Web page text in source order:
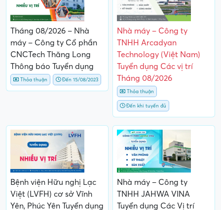
Tháng 08/2026 – Nhà
máy – Công ty Cổ phần
CNCTech Thăng Long
Thông báo Tuyển dụng
Thỏa thuận Đến 15/08/2023
Nhà máy – Công ty
TNHH Arcadyan
Technology (Việt Nam)
Tuyển dụng Các vị trí
Tháng 08/2026
Thỏa thuận
Đến khi tuyển đủ
Bệnh viện Hữu nghị Lạc
Việt (LVFH) cơ sở Vĩnh
Yên, Phúc Yên Tuyển dụng
Nhà máy – Công ty
TNHH JAHWA VINA
Tuyển dụng Các Vị trí